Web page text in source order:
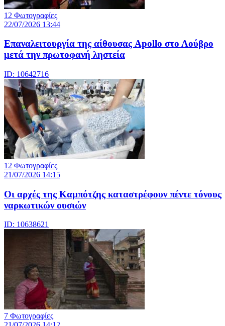
12 Φωτογραφίες
22/07/2026 13:44
Eπαναλειτουργία της αίθουσας Apollo στο Λούβρο
μετά την πρωτοφανή ληστεία
ID: 10642716
12 Φωτογραφίες
21/07/2026 14:15
Οι αρχές της Καμπότζης καταστρέφουν πέντε τόνους
ναρκωτικών ουσιών
ID: 10638621
7 Φωτογραφίες